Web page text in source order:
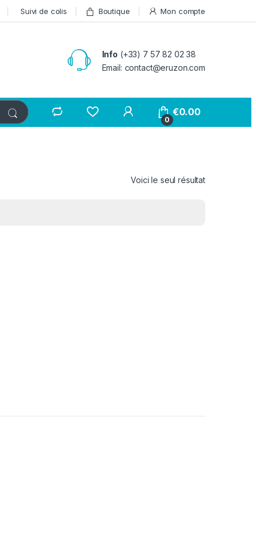
Suivi de colis Boutique Mon compte
Info (+33) 7 57 82 02 38
Email: contact@eruzon.com
0
€0.00
Voici le seul résultat